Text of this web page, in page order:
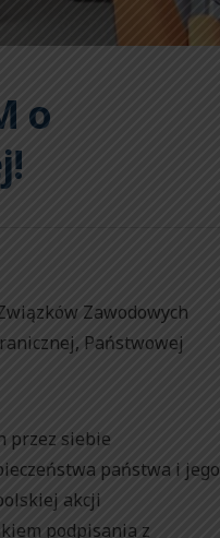
o
Zawodowych
Państwowej
przez siebie
państwa i jego
akcji
podpisania z